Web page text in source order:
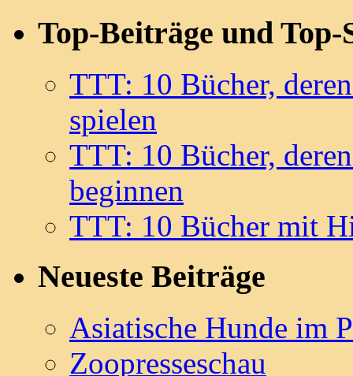
Top-Beiträge und Top-
TTT: 10 Bücher,
spielen
TTT: 10 Bücher,
beginnen
TTT: 10 Bücher mit
Neueste Beiträge
Asiatische Hunde im
Zoopresseschau